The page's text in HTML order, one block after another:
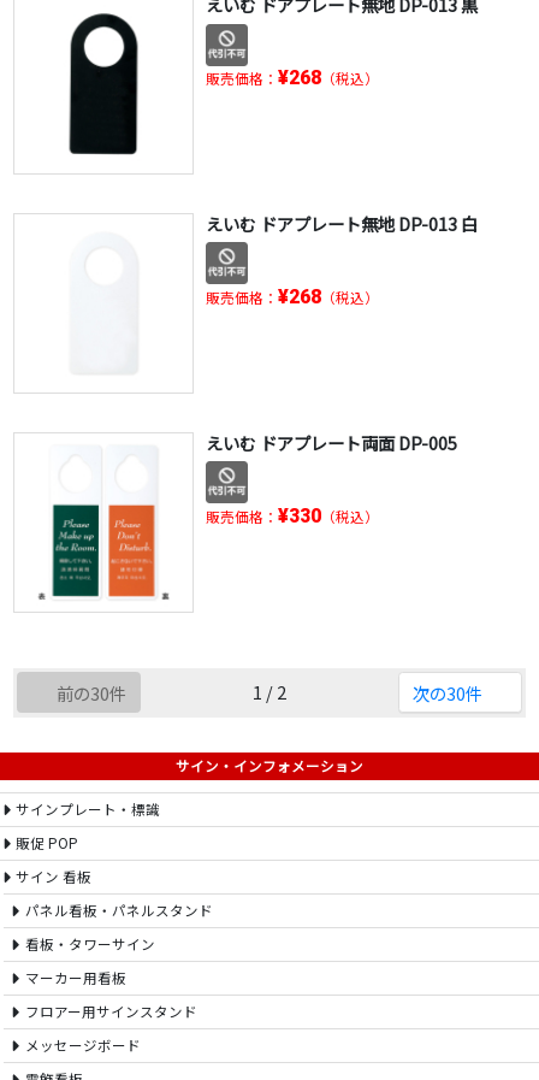
販売価格： ¥268（税込）
えいむ ドアプレート無地 DP-013 白
販売価格： ¥268（税込）
えいむ ドアプレート両面 DP-005
販売価格： ¥330（税込）
前の30件 1 / 2 次の30件
サイン・インフォメーション
サインプレート・標識
販促 POP
サイン 看板
パネル看板・パネルスタンド
看板・タワーサイン
マーカー用看板
フロアー用サインスタンド
メッセージボード